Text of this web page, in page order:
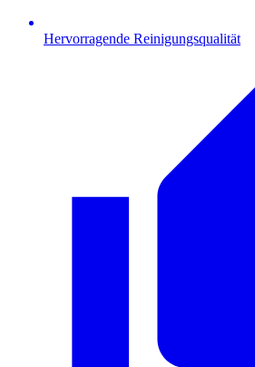
Hervorragende Reinigungsqualität